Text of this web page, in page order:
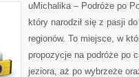
uMichalika – Podróże po
który narodził się z pasji
regionów. To miejsce, w
propozycje na podróże po
jeziora, aż po wybrzeże